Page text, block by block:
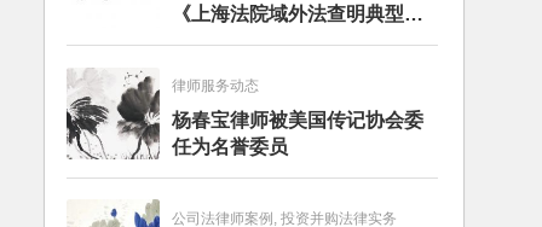
《上海法院域外法查明典型案
例》
律师服务动态
杨春宝律师被美国传记协会委
任为名誉委员
公司法律师案例, 投资并购法律实务